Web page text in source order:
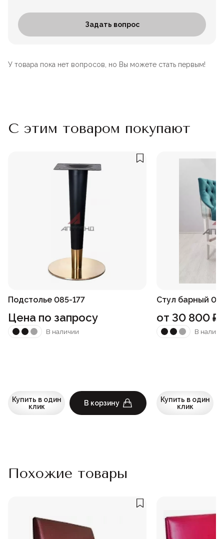
Задать вопрос
У товара пока нет вопросов, но Вы можете стать первым!
С этим товаром покупают
Подстолье 085-177
Цена по запросу
В наличии
Купить в один
клик
В корзину
Стул барный
от 30 800₽
В
Купить в один
клик
Похожие товары